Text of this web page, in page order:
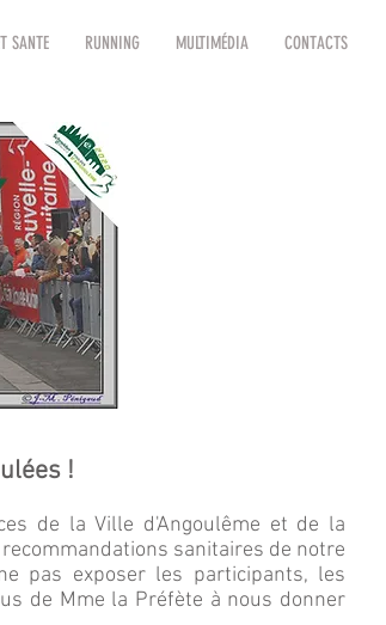
SANTE RUNNING MULTIMÉDIA CONTACTS
!
de la Ville d'Angoulême et de la
sanitaires de notre
pas exposer les participants, les
de Mme la Préfète à nous donner